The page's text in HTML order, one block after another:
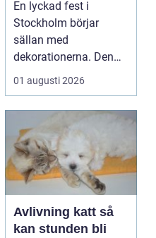
En lyckad fest i
Stockholm börjar
sällan med
dekorationerna. Den
börjar i köket....
01 augusti 2026
Avlivning katt så
kan stunden bli